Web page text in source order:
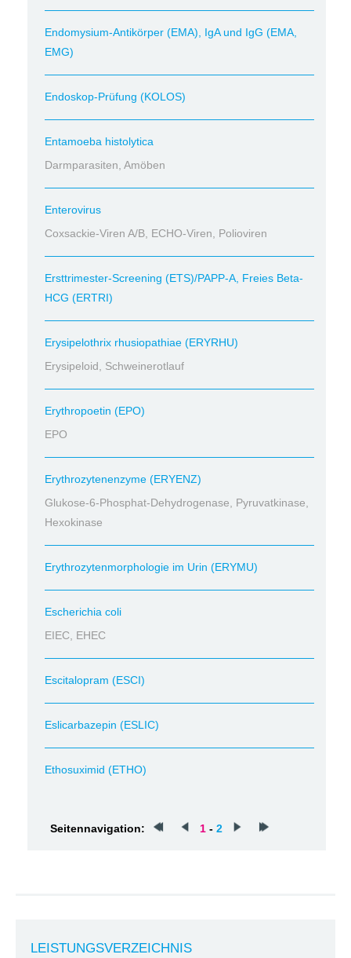
Endomysium-Antikörper (EMA), IgA und IgG (EMA,
EMG)
Endoskop-Prüfung (KOLOS)
Entamoeba histolytica
Darmparasiten, Amöben
Enterovirus
Coxsackie-Viren A/B, ECHO-Viren, Polioviren
Ersttrimester-Screening (ETS)/PAPP-A, Freies Beta-
HCG (ERTRI)
Erysipelothrix rhusiopathiae (ERYRHU)
Erysipeloid, Schweinerotlauf
Erythropoetin (EPO)
EPO
Erythrozytenenzyme (ERYENZ)
Glukose-6-Phosphat-Dehydrogenase, Pyruvatkinase,
Hexokinase
Erythrozytenmorphologie im Urin (ERYMU)
Escherichia coli
EIEC, EHEC
Escitalopram (ESCI)
Eslicarbazepin (ESLIC)
Ethosuximid (ETHO)
Seitennavigation: 1 - 2
LEISTUNGSVERZEICHNIS